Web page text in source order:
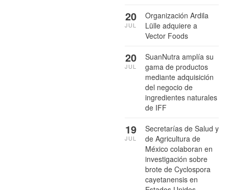
Organización Ardila
Lülle adquiere a
Vector Foods
20
JUL
SuanNutra amplía su
gama de productos
mediante adquisición
del negocio de
ingredientes naturales
de IFF
20
JUL
Secretarías de Salud y
de Agricultura de
México colaboran en
investigación sobre
brote de Cyclospora
cayetanensis en
19
JUL